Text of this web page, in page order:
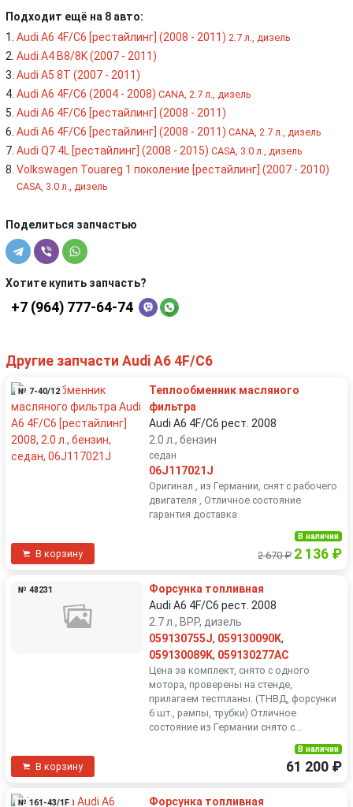
Подходит ещё на 8 авто:
Audi A6 4F/C6 [рестайлинг] (2008 - 2011) 2.7 л., дизель
Audi A4 B8/8K (2007 - 2011)
Audi A5 8T (2007 - 2011)
Audi A6 4F/C6 (2004 - 2008) CANA, 2.7 л., дизель
Audi A6 4F/C6 [рестайлинг] (2008 - 2011)
Audi A6 4F/C6 [рестайлинг] (2008 - 2011) CANA, 2.7 л., дизель
Audi Q7 4L [рестайлинг] (2008 - 2015) CASA, 3.0 л., дизель
Volkswagen Touareg 1 поколение [рестайлинг] (2007 - 2010)
CASA, 3.0 л., дизель
Поделиться запчастью
Хотите купить запчасть?
+7 (964) 777-64-74
Другие запчасти Audi A6 4F/C6
№ 7-40/12
Теплообменник масляного
фильтра
Audi A6 4F/C6 рест. 2008
2.0 л., бензин
седан
06J117021J
Оригинал , из Германии, снят с рабочего
двигателя , Отличное состояние
гарантия доставка
В корзину
В наличии
2 670 ₽ 2 136 ₽
№ 48231
Форсунка топливная
Audi A6 4F/C6 рест. 2008
2.7 л., BPP, дизель
059130755J, 059130090K,
059130089K, 059130277AC
Цена за комплект, снято с одного
мотора, проверены на стенде,
прилагаем тестпланы. (ТНВД, форсунки
6 шт., рампы, трубки) Отличное
состояние из Германии снято с...
В корзину
В наличии
61 200 ₽
№ 161-43/1F Форсунка топливная